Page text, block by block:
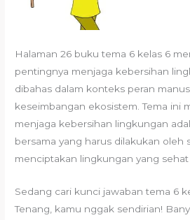
Halaman 26 buku tema 6 kelas 6
pentingnya menjaga kebersihan
dibahas dalam konteks peran
keseimbangan ekosistem. Tema ini
menjaga kebersihan lingkungan
bersama yang harus dilakukan oleh
menciptakan lingkungan yang sehat
Sedang cari kunci jawaban tema 6
Tenang, kamu nggak sendirian!